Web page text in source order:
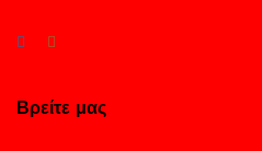
Βρείτε μας